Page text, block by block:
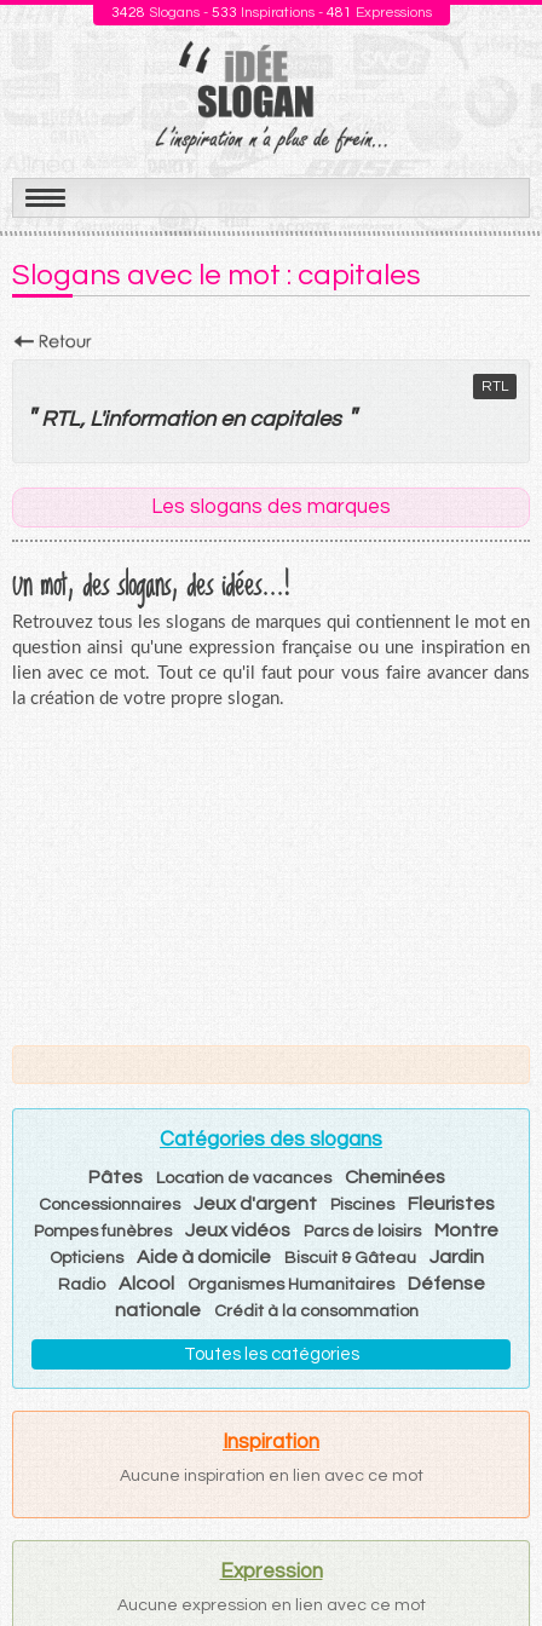
3428 Slogans - 533 Inspirations - 481 Expressions
Aller
au
contenu
Slogans avec le mot : capitales
RTL
"RTL, L'information en capitales "
Les slogans des marques
Un mot, des slogans, des idées...!
Retrouvez tous les slogans de marques qui contiennent le mot en
question ainsi qu'une expression française ou une inspiration en
lien avec ce mot. Tout ce qu'il faut pour vous faire avancer dans
la création de votre propre slogan.
Catégories des slogans
Pâtes Location de vacances Cheminées
Concessionnaires Jeux d'argent Piscines Fleuristes
Pompes funèbres Jeux vidéos Parcs de loisirs Montre
Opticiens Aide à domicile Biscuit & Gâteau Jardin
Radio Alcool Organismes Humanitaires
Défense
nationale
Crédit à la consommation
Toutes les catégories
Inspiration
Aucune inspiration en lien avec ce mot
Expression
Aucune expression en lien avec ce mot